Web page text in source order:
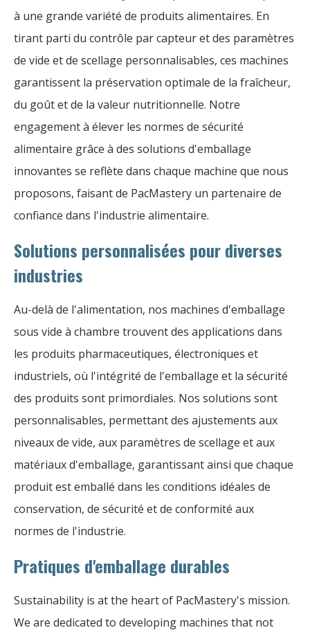
à une grande variété de produits alimentaires. En
tirant parti du contrôle par capteur et des paramètres
de vide et de scellage personnalisables, ces machines
garantissent la préservation optimale de la fraîcheur,
du goût et de la valeur nutritionnelle. Notre
engagement à élever les normes de sécurité
alimentaire grâce à des solutions d'emballage
innovantes se reflète dans chaque machine que nous
proposons, faisant de PacMastery un partenaire de
confiance dans l'industrie alimentaire.
Solutions personnalisées pour diverses
industries
Au-delà de l'alimentation, nos machines d'emballage
sous vide à chambre trouvent des applications dans
les produits pharmaceutiques, électroniques et
industriels, où l'intégrité de l'emballage et la sécurité
des produits sont primordiales. Nos solutions sont
personnalisables, permettant des ajustements aux
niveaux de vide, aux paramètres de scellage et aux
matériaux d'emballage, garantissant ainsi que chaque
produit est emballé dans les conditions idéales de
conservation, de sécurité et de conformité aux
normes de l'industrie.
Pratiques d'emballage durables
Sustainability is at the heart of PacMastery's mission.
We are dedicated to developing machines that not